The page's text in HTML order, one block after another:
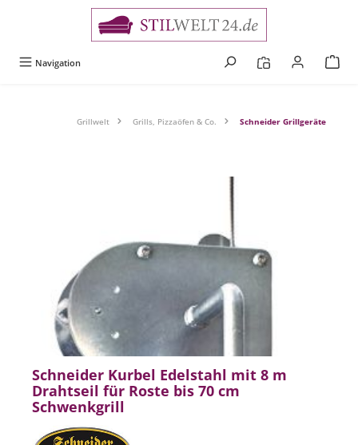
Navigation
Grillwelt Grills, Pizzaöfen & Co. Schneider Grillgeräte
Schneider Kurbel Edelstahl mit 8 m
Drahtseil für Roste bis 70 cm
Schwenkgrill